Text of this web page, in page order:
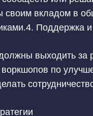
своим вкладом в
Поддержка
выходить
по